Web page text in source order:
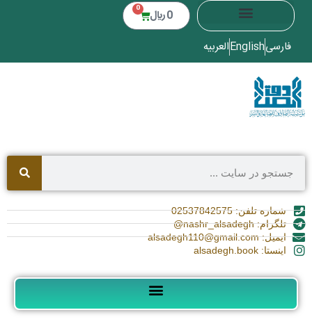
0 ﷼ 0
فارسیEnglishالعربیه
شماره تلفن: 02537842575
تلگرام: nashr_alsadegh@
ایمیل: alsadegh110@gmail.com
اینستا: alsadegh.book